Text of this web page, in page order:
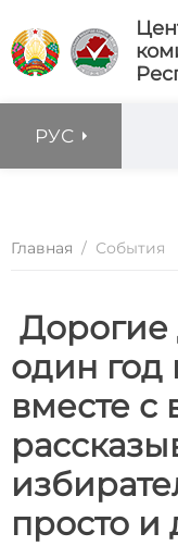
РУС
Главная / События
один
вместе с
просто и